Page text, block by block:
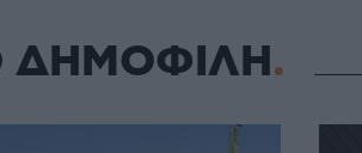
ΔΗΜΟΦΙΛΗ